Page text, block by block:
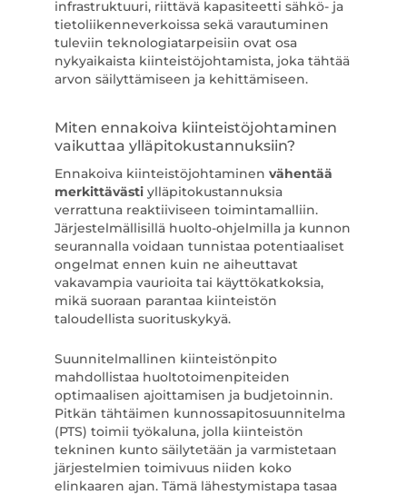
infrastruktuuri, riittävä kapasiteetti sähkö- ja
tietoliikenneverkoissa sekä varautuminen
tuleviin teknologiatarpeisiin ovat osa
nykyaikaista kiinteistöjohtamista, joka tähtää
arvon säilyttämiseen ja kehittämiseen.
Miten ennakoiva kiinteistöjohtaminen
vaikuttaa ylläpitokustannuksiin?
Ennakoiva kiinteistöjohtaminen vähentää
merkittävästiylläpitokustannuksia
verrattuna reaktiiviseen toimintamalliin.
Järjestelmällisillä huolto-ohjelmilla ja kunnon
seurannalla voidaan tunnistaa potentiaaliset
ongelmat ennen kuin ne aiheuttavat
vakavampia vaurioita tai käyttökatkoksia,
mikä suoraan parantaa kiinteistön
taloudellista suorituskykyä.
Suunnitelmallinen kiinteistönpito
mahdollistaa huoltotoimenpiteiden
optimaalisen ajoittamisen ja budjetoinnin.
Pitkän tähtäimen kunnossapitosuunnitelma
(PTS) toimii työkaluna, jolla kiinteistön
tekninen kunto säilytetään ja varmistetaan
järjestelmien toimivuus niiden koko
elinkaaren ajan. Tämä lähestymistapa tasaa